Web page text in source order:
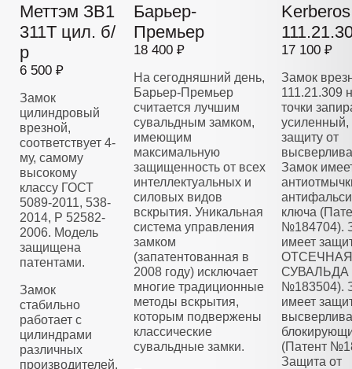
Меттэм ЗВ1
311Т цил. б/
р
6 500 ₽
Замок
цилиндровый
врезной,
соответствует 4-
му, самому
высокому
классу ГОСТ
5089-2011, 538-
2014, Р 52582-
2006. Модель
защищена
патентами.
Замок
стабильно
работает с
цилиндрами
различных
производителей.
Барьер-
Премьер
18 400 ₽
На сегодняшний день,
Барьер-Премьер
считается лучшим
сувальдным замком,
имеющим
максимальную
защищенность от всех
интеллектуальных и
силовых видов
вскрытия. Уникальная
система управления
замком
(запатентованная в
2008 году) исключает
многие традиционные
методы вскрытия,
которым подвержены
классические
сувальдные замки.
Kerberos
17 100 ₽
Замок
111.21.309
точки
усиленный,
защиту от
Замок
ключа
№184704).
имеет
ОТСЕЧНАЯ
СУВАЛЬДА
№183504).
имеет
(Патент
Защита от